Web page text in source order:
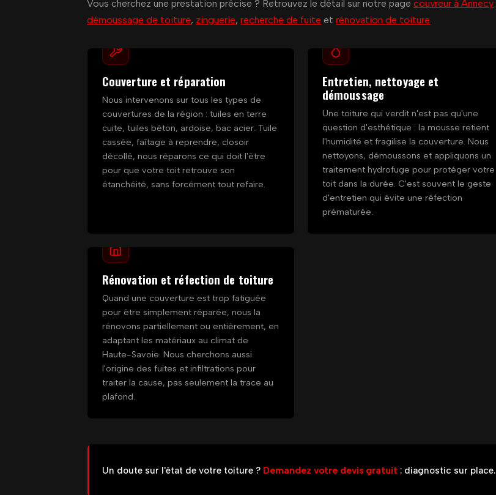
Vous cherchez une prestation précise ? Retrouvez le détail sur notre page couvreur à Annecy
démoussage de toiture, zinguerie, recherche de fuite et rénovation de toiture.
Couverture et réparation
Nous intervenons sur tous les types de
couvertures de la région : tuiles en terre
cuite, tuiles béton, ardoise, bac acier. Tuile
cassée, faîtage à reprendre, closoir
décollé, nous réparons ce qui doit l'être
pour que votre toit retrouve son
étanchéité, sans forcément tout refaire.
Entretien, nettoyage et
démoussage
Une toiture qui verdit n'est pas qu'une
question d'esthétique : la mousse retient
l'humidité et fragilise la couverture. Nous
nettoyons, démoussons et appliquons un
traitement hydrofuge pour protéger votre
toit dans la durée. C'est souvent le geste
d'entretien qui évite une réfection
prématurée.
Rénovation et réfection de toiture
Quand une couverture est trop fatiguée
pour être simplement réparée, nous la
rénovons partiellement ou entièrement, en
adaptant les matériaux au climat de
Haute-Savoie. Nous cherchons aussi
l'origine des fuites et infiltrations pour
traiter la cause, pas seulement la trace au
plafond.
Un doute sur l'état de votre toiture ? Demandez votre devis gratuit : diagnostic sur place.